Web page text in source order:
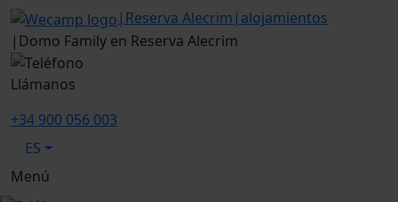
| Reserva Alecrim | alojamientos
| Domo Family en Reserva Alecrim
Llámanos
+34 900 056 003
ES
Menú